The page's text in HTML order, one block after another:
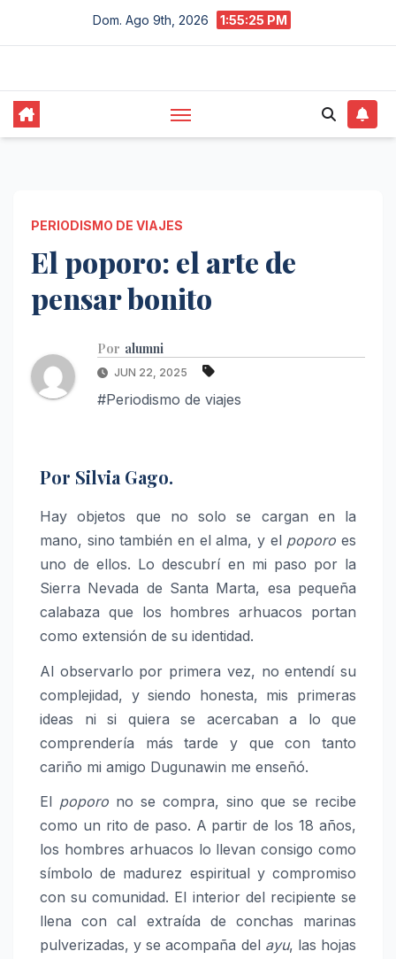
Dom. Ago 9th, 2026 1:55:26 PM
PERIODISMO DE VIAJES
El poporo: el arte de
pensar bonito
Por alumni
JUN 22, 2025
#Periodismo de viajes
Por Silvia Gago.
Hay objetos que no solo se cargan en la
mano, sino también en el alma, y el poporoes
uno de ellos. Lo descubrí en mi paso por la
Sierra Nevada de Santa Marta, esa pequeña
calabaza que los hombres arhuacos portan
como extensión de su identidad.
Al observarlo por primera vez, no entendí su
complejidad, y siendo honesta, mis primeras
ideas ni si quiera se acercaban a lo que
comprendería más tarde y que con tanto
cariño mi amigo Dugunawin me enseñó.
El poporo no se compra, sino que se recibe
como un rito de paso. A partir de los 18 años,
los hombres arhuacos lo llevan consigo como
símbolo de madurez espiritual y compromiso
con su comunidad. El interior del recipiente se
llena con cal extraída de conchas marinas
pulverizadas, y se acompaña del ayu, las hojas